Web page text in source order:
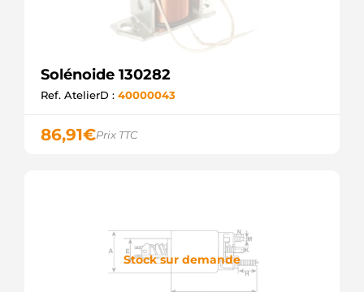
Solénoide 130282
Ref. AtelierD : 40000043
86,91€Prix TTC
Stock sur demande